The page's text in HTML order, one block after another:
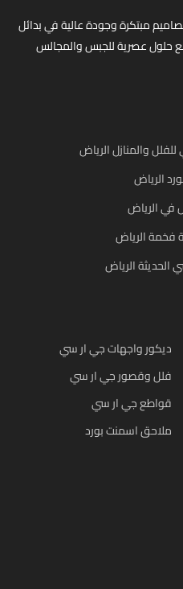
مبتكرة وجودة عالية في بدائل
حلول عصرية للجبس والمجالس
والمنازل الرياض
الرياض
الرياض
فخمة الرياض
الرياض
ديكور واجهات جي ار سي
فلل وقصور جي ار سي
قواطع جي ار سي
ملاحق اسمنت بورد